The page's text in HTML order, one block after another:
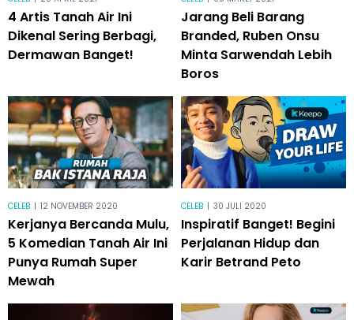
4 Artis Tanah Air Ini
Dikenal Sering Berbagi,
Dermawan Banget!
Jarang Beli Barang
Branded, Ruben Onsu
Minta Sarwendah Lebih
Boros
CELEB | 12 NOVEMBER 2020
Kerjanya Bercanda Mulu,
5 Komedian Tanah Air Ini
Punya Rumah Super
Mewah
CELEB | 30 JULI 2020
Inspiratif Banget! Begini
Perjalanan Hidup dan
Karir Betrand Peto